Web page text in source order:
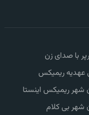
با صدای زن
عهدیه ریمیکس
ریمیکس اینستا
بی کلام